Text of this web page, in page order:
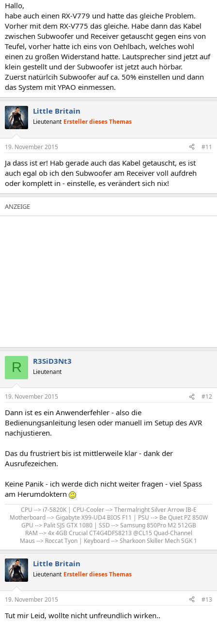
Hallo,
habe auch einen RX-V779 und hatte das gleiche Problem.
Vorher mit dem RX-V775 das gleiche. Habe dann das Kabel
zwischen Subwoofer und Receiver getauscht gegen eins von
Teufel, vorher hatte ich eins von Oehlbach, welches wohl
einen zu großen Widerstand hatte. Lautsprecher sind jetzt auf
klein gestellt und der Subwoofer ist jetzt auch hörbar.
Zuerst natürlcih Subwoofer auf ca. 50% einstellen und dann
das System mit YPAO einmessen.
Little Britain
Lieutenant Ersteller dieses Themas
19. November 2015 #11
Ja dass ist er! Hab gerade auch das Kabel getauscht, es ist
auch egal ob ich den Subwoofer am Receiver voll aufdreh
oder komplett in - einstelle, es verändert sich nix!
R R3SiD3Nt3
Lieutenant
19. November 2015 #12
Dann ist es ein Anwenderfehler - also die
Bedienungsanleitung lesen oder manuell im Setup des AVR
nachjustieren.
Das du frustriert bis ist mittlerweile klar - dank der
Ausrufezeichen.
Keine Panik - ich werde dich nicht weiter fragen - viel Spass
am Herumdoktern
CPU --> i7-5820K | CPU-Cooler --> Thermalright Silver Arrow IB-E
Motherboard --> Gigabyte X99-UD4 BIOS F11 | PSU --> Be Quiet PZ 850W
GPU --> Palit SJS GTX 1080 | SSD --> Samsung 850Pro M2 512GB
RAM --> 4x 4GB Crucial CT4G4DFS8213 @CL15 Quad-Channel
Maus --> Roccat Tyon | Keyboard --> Sharkoon Skiller Mech SGK 1​
Little Britain
Lieutenant Ersteller dieses Themas
19. November 2015 #13
Tut mir Leid, wollte nicht unfreundlich wirken..